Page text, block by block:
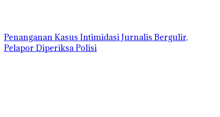
Penanganan Kasus Intimidasi Jurnalis Bergulir,
Pelapor Diperiksa Polisi